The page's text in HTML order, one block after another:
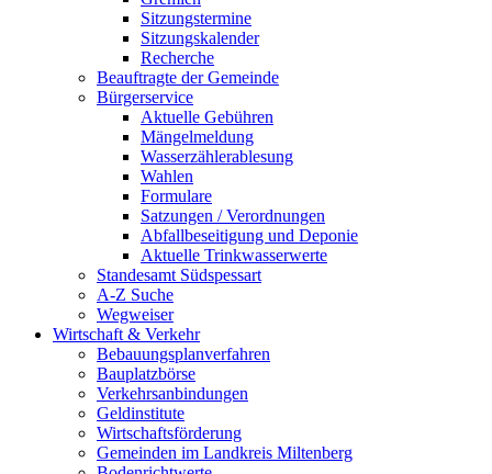
Sitzungstermine
Sitzungskalender
Recherche
Beauftragte der Gemeinde
Bürgerservice
Aktuelle Gebühren
Mängelmeldung
Wasserzählerablesung
Wahlen
Formulare
Satzungen / Verordnungen
Abfallbeseitigung und Deponie
Aktuelle Trinkwasserwerte
Standesamt Südspessart
A-Z Suche
Wegweiser
Wirtschaft & Verkehr
Bebauungsplanverfahren
Bauplatzbörse
Verkehrsanbindungen
Geldinstitute
Wirtschaftsförderung
Gemeinden im Landkreis Miltenberg